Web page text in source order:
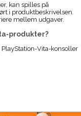
kan spilles på
i produktbeskrivelsen.
mellem udgaver.
produkter?
PlayStation-Vita-konsoller